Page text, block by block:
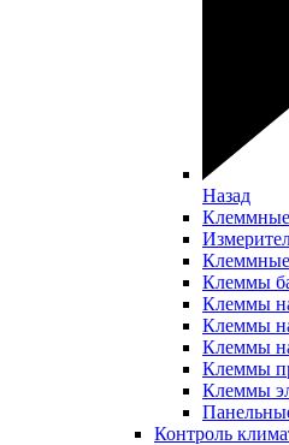
Назад
Клеммные
Клеммы
Клеммы
Клеммы
Клеммы
Клеммы
Клеммы
Контроль